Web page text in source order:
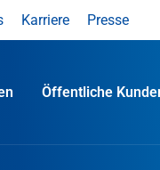
Karriere Presse
Öffentliche